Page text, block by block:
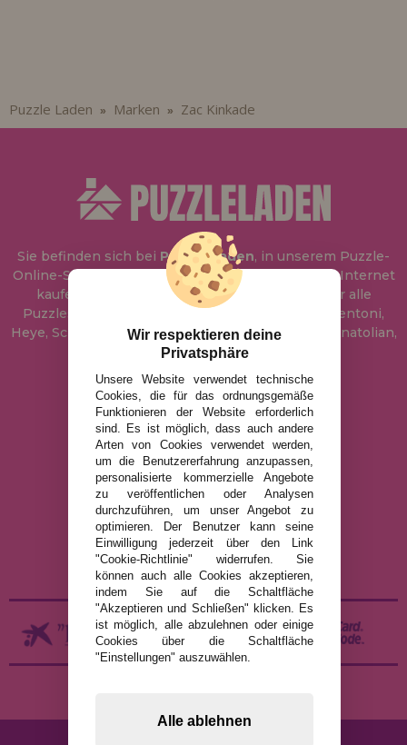
Puzzle Laden » Marken » Zac Kinkade
Sie befinden sich bei Puzzle Laden, in unserem Puzzle-
Online-Shop, wo Sie Puzzle zum besten Preis im Internet
kaufen können. In unserem Katalog führen wir alle
Puzzles der Marken Educa, Ravensburger, Clementoni,
Heye, Schmidt, Castorland, Jumbo, Trefl, Piatnik, Anatolian,
Art Puzzle, Gibsons und viele mehr.
info@puzzleladen.de
RECHTLICHE HINWEISE
DATENSCHUTZRICHTLINIE
COOKIE-RICHTLINIE
VERSAND UND RÜCKGABE
RÜCKGABE / WIDERRUF
Wir respektieren deine
Privatsphäre
Unsere Website verwendet technische
Cookies, die für das ordnungsgemäße
Funktionieren der Website erforderlich
sind. Es ist möglich, dass auch andere
Arten von Cookies verwendet werden,
um die Benutzererfahrung anzupassen,
personalisierte kommerzielle Angebote
zu veröffentlichen oder Analysen
durchzuführen, um unser Angebot zu
optimieren. Der Benutzer kann seine
Einwilligung jederzeit über den Link
"Cookie-Richtlinie" widerrufen. Sie
können auch alle Cookies akzeptieren,
indem Sie auf die Schaltfläche
"Akzeptieren und Schließen" klicken. Es
ist möglich, alle abzulehnen oder einige
Cookies über die Schaltfläche
"Einstellungen" auszuwählen.
Alle ablehnen